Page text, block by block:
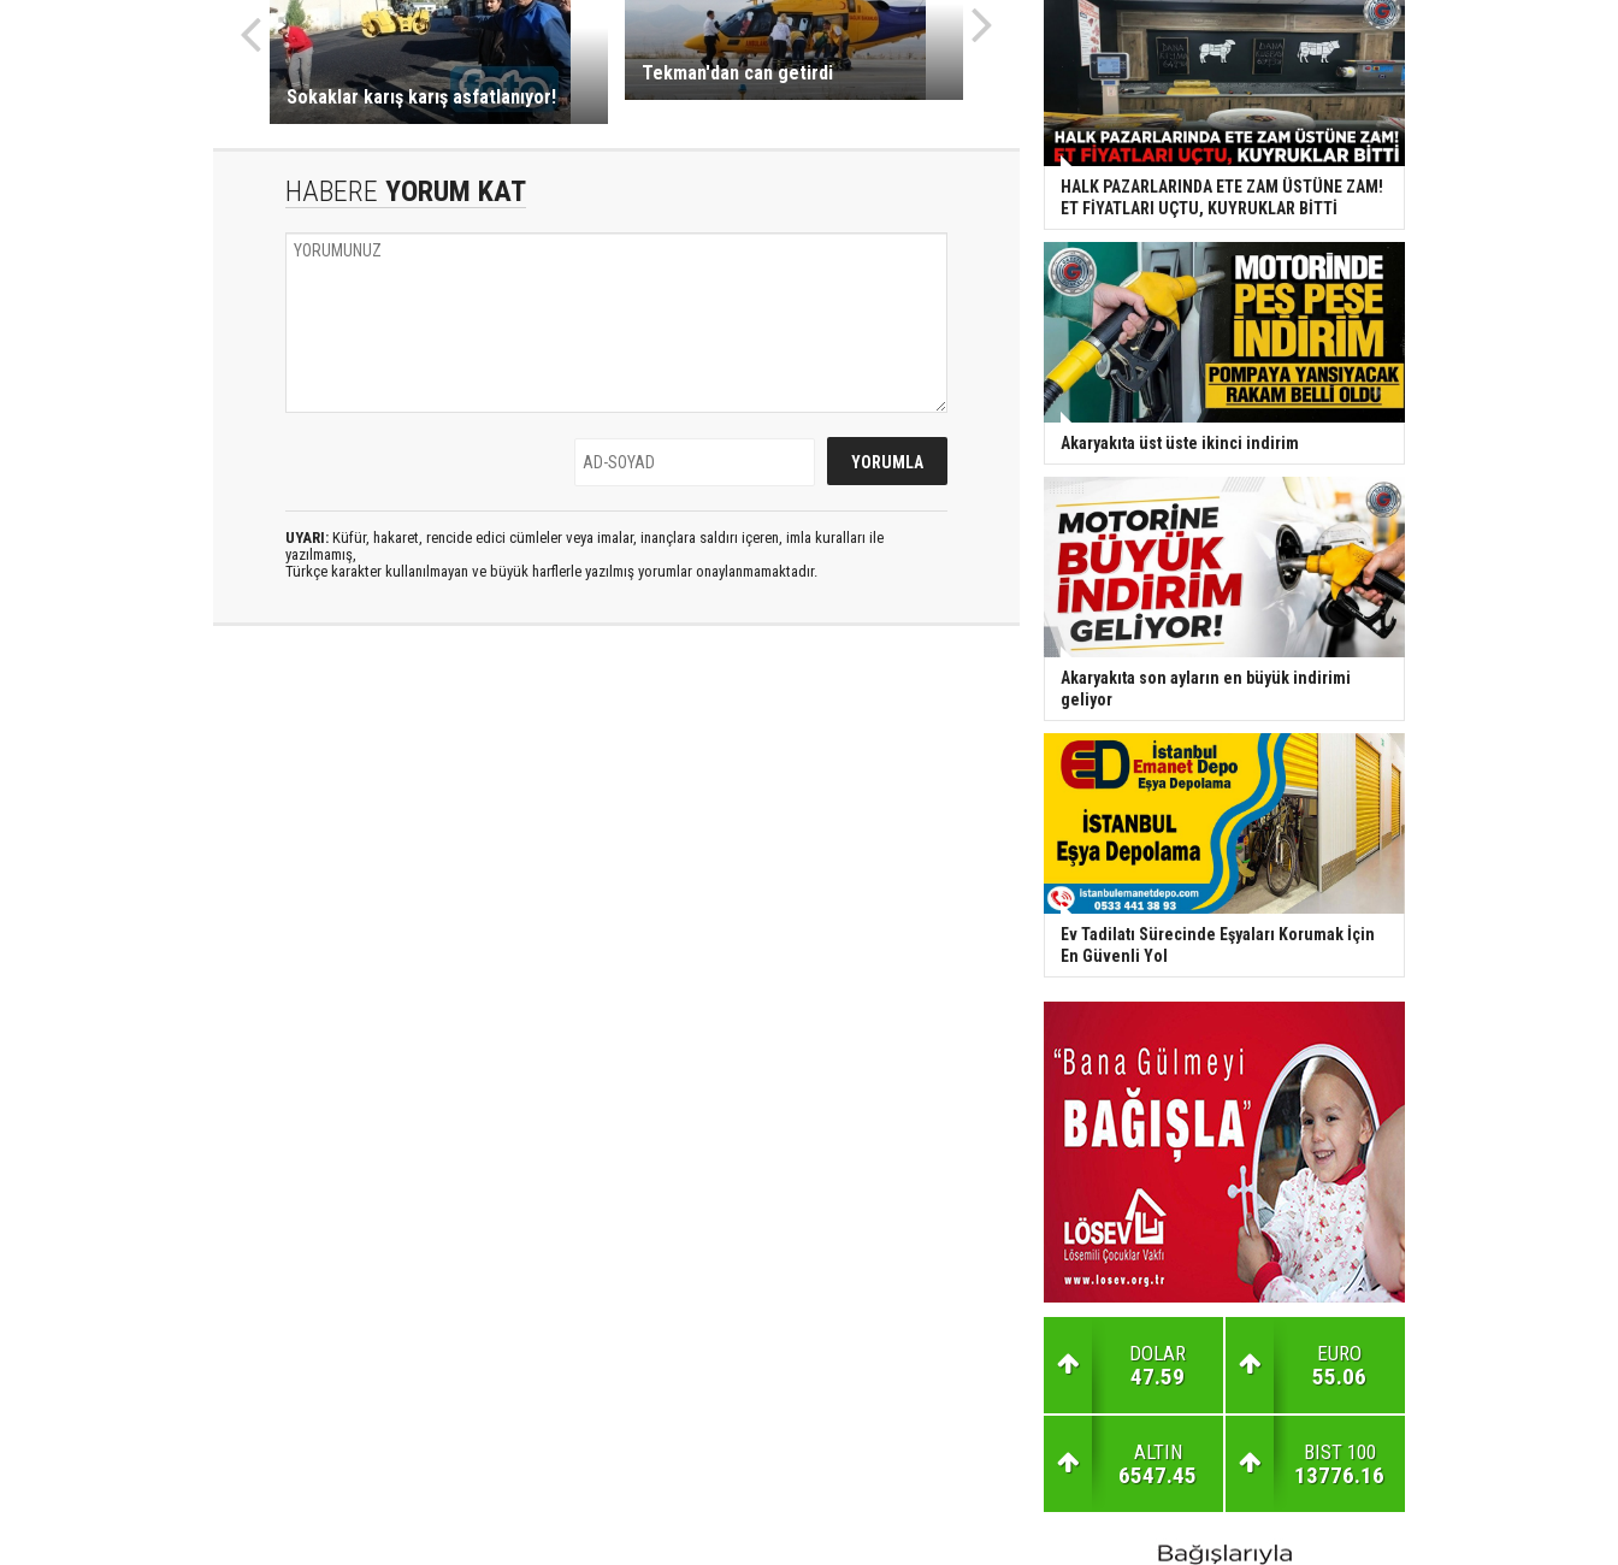
Sokaklar karış karış asfatlanıyor!
Tekman'dan can getirdi
HABERE YORUM KAT
UYARI: Küfür, hakaret, rencide edici cümleler veya imalar, inançlara saldırı içeren, imla kuralları ile
yazılmamış,
Türkçe karakter kullanılmayan ve büyük harflerle yazılmış yorumlar onaylanmamaktadır.
HALK PAZARLARINDA ETE ZAM ÜSTÜNE ZAM!
ET FİYATLARI UÇTU, KUYRUKLAR BİTTİ
Akaryakıta üst üste ikinci indirim
Akaryakıta son ayların en büyük indirimi
geliyor
Ev Tadilatı Sürecinde Eşyaları Korumak İçin
En Güvenli Yol
DOLAR
47.59
EURO
55.06
ALTIN
6547.45
BIST 100
13776.16